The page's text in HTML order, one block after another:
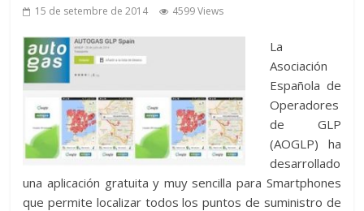
15 de setembre de 2014 4599 Views
La
Asociación
Española de
Operadores
de GLP
(AOGLP) ha
desarrollado
una aplicación gratuita y muy sencilla para Smartphones
que permite localizar todos los puntos de suministro de